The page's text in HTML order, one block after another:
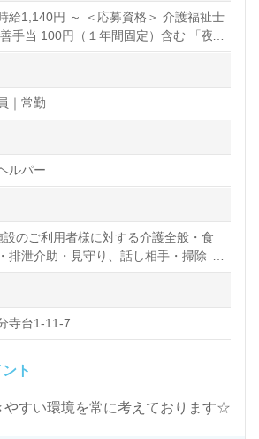
給1,140円 ～ ＜応募資格＞ 介護福祉士
手当 100円（１年間固定）含む 「夜
10：00(休憩120分）単価21,100円～
応募資格＞ ヘルパー2級・初任者研修
修 1,110円～ ※処遇改善手当 100円
「夜勤日給」 16：00～翌10：00(休
研修（ヘルパー2級）：単価20,500円
価20,800円～ 3.時給1,140円 ～ ＜応
考＞ ※処遇改善手当 100円（１年間
給」 16：00～翌10：00(休憩120分）
｜常勤
ルパー
のご利用者様に対する介護全般・食
排泄介助・見守り、話し相手・掃除・
寺台1-11-7
ト
すい環境を常に考えております☆